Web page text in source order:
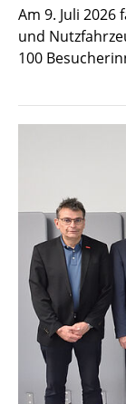
Am 9. Juli
und
100